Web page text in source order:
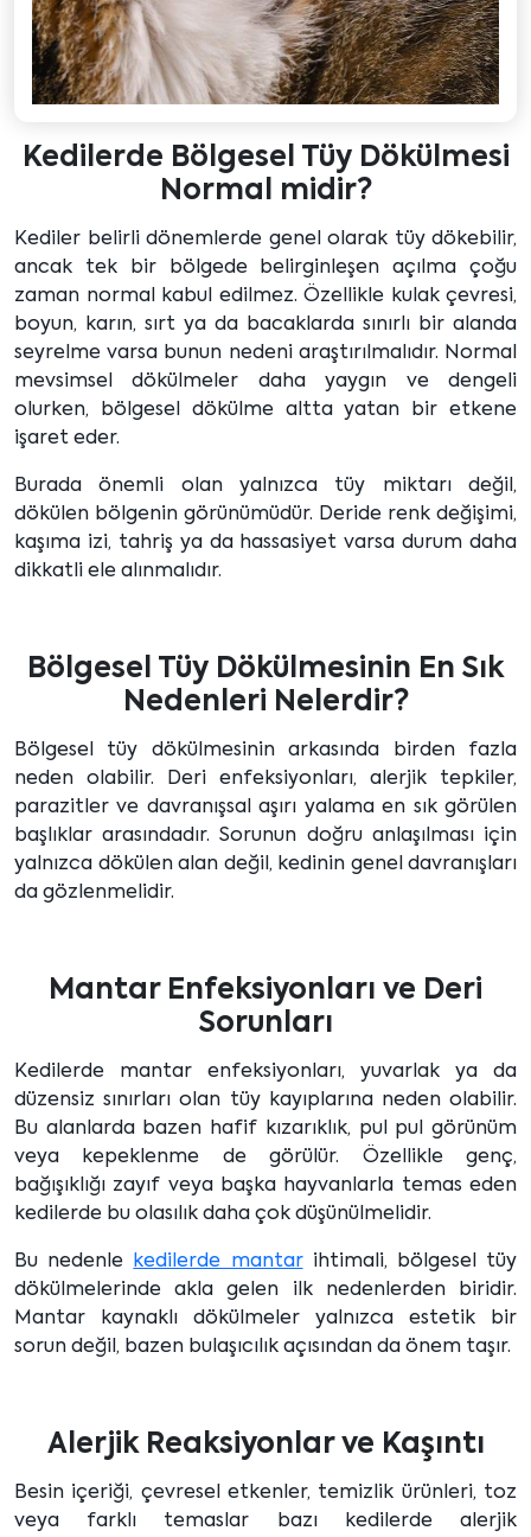
Kedilerde Bölgesel Tüy Dökülmesi
Normal midir?
Kediler belirli dönemlerde genel olarak tüy dökebilir,
ancak tek bir bölgede belirginleşen açılma çoğu
zaman normal kabul edilmez. Özellikle kulak çevresi,
boyun, karın, sırt ya da bacaklarda sınırlı bir alanda
seyrelme varsa bunun nedeni araştırılmalıdır. Normal
mevsimsel dökülmeler daha yaygın ve dengeli
olurken, bölgesel dökülme altta yatan bir etkene
işaret eder.
Burada önemli olan yalnızca tüy miktarı değil,
dökülen bölgenin görünümüdür. Deride renk değişimi,
kaşıma izi, tahriş ya da hassasiyet varsa durum daha
dikkatli ele alınmalıdır.
Bölgesel Tüy Dökülmesinin En Sık
Nedenleri Nelerdir?
Bölgesel tüy dökülmesinin arkasında birden fazla
neden olabilir. Deri enfeksiyonları, alerjik tepkiler,
parazitler ve davranışsal aşırı yalama en sık görülen
başlıklar arasındadır. Sorunun doğru anlaşılması için
yalnızca dökülen alan değil, kedinin genel davranışları
da gözlenmelidir.
Mantar Enfeksiyonları ve Deri
Sorunları
Kedilerde mantar enfeksiyonları, yuvarlak ya da
düzensiz sınırları olan tüy kayıplarına neden olabilir.
Bu alanlarda bazen hafif kızarıklık, pul pul görünüm
veya kepeklenme de görülür. Özellikle genç,
bağışıklığı zayıf veya başka hayvanlarla temas eden
kedilerde bu olasılık daha çok düşünülmelidir.
Bu nedenle kedilerde mantarihtimali, bölgesel tüy
dökülmelerinde akla gelen ilk nedenlerden biridir.
Mantar kaynaklı dökülmeler yalnızca estetik bir
sorun değil, bazen bulaşıcılık açısından da önem taşır.
Alerjik Reaksiyonlar ve Kaşıntı
Besin içeriği, çevresel etkenler, temizlik ürünleri, toz
veya farklı temaslar bazı kedilerde alerjik